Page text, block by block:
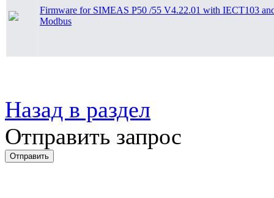
Firmware for SIMEAS P50 /55 V4.22.01 with IECT103
Modbus
Назад в раздел
Отправить запрос